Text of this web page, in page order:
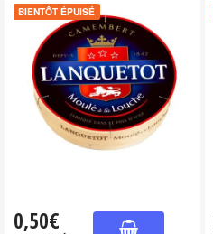
BIENTÔT ÉPUISÉ
0,50€